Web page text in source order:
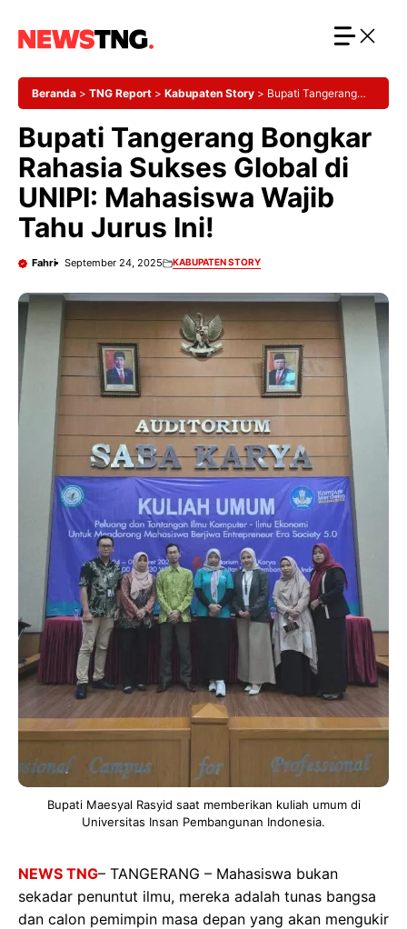
Beranda > TNG Report > Kabupaten Story > Bupati Tangerang
Jurus Ini!
Bupati Tangerang Bongkar
Rahasia Sukses Global di
UNIPI: Mahasiswa Wajib
Tahu Jurus Ini!
Fahri September 24, 2025 KABUPATEN STORY
Bupati Maesyal Rasyid saat memberikan kuliah umum di
Universitas Insan Pembangunan Indonesia.
NEWS TNG– TANGERANG – Mahasiswa bukan
sekadar penuntut ilmu, mereka adalah tunas bangsa
dan calon pemimpin masa depan yang akan mengukir